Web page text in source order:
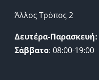
Άλλος Τρόπος 2
Δευτέρα-Παρασκευή:
Σάββατο: 08:00-19:00